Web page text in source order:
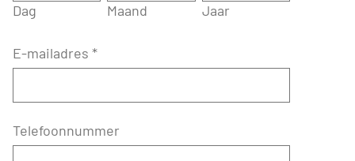
Dag Maand Jaar
E-mailadres *
Telefoonnummer